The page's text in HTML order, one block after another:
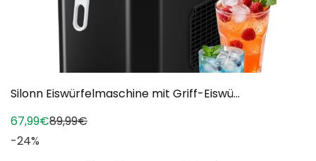
Silonn Eiswürfelmaschine mit Griff-Eiswü...
67,99€89,99€
-24%